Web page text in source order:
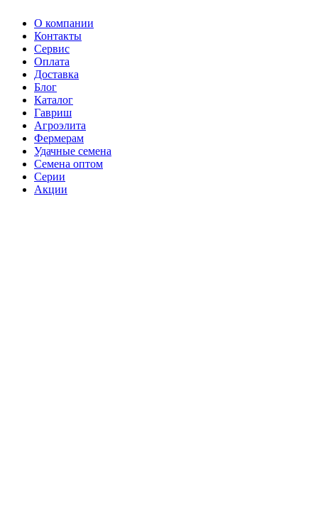
О компании
Контакты
Сервис
Оплата
Доставка
Блог
Каталог
Гавриш
Агроэлита
Фермерам
Удачные семена
Семена оптом
Серии
Акции